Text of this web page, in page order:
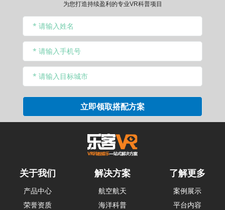
为您打造持续盈利的专业VR科普项目
关于我们
产品中心
荣誉资质
解决方案
航空航天
海洋科普
了解更多
案例展示
平台内容